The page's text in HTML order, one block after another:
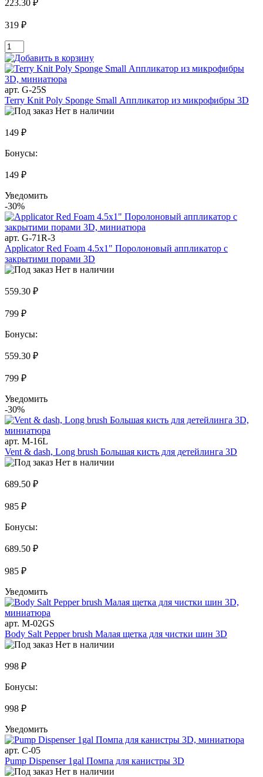
223.30 ₽
319 ₽
арт. G-25S
Terry Knit Poly Sponge Small Аппликатор из микрофибры 3D
Нет в наличии
149 ₽
Бонусы:
149 ₽
Уведомить
-30%
арт. G-71R-3
Applicator Red Foam 4.5x1" Поролоновый аппликатор с
закрытими порами 3D
Нет в наличии
559.30 ₽
799 ₽
Бонусы:
559.30 ₽
799 ₽
Уведомить
-30%
арт. M-16L
Vent & dash, Long brush Большая кисть для детейлинга 3D
Нет в наличии
689.50 ₽
985 ₽
Бонусы:
689.50 ₽
985 ₽
Уведомить
арт. M-02GS
Body Salt Pepper brush Малая щетка для чистки шин 3D
Нет в наличии
998 ₽
Бонусы:
998 ₽
Уведомить
арт. C-05
Pump Dispenser 1gal Помпа для канистры 3D
Нет в наличии